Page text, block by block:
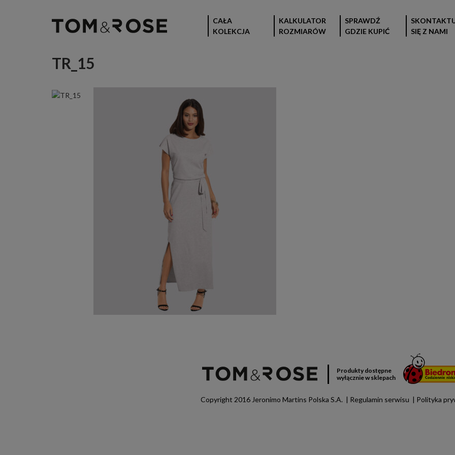
CAŁA
KOLEKCJA
KALKULATOR
ROZMIARÓW
SPRAWDŹ
GDZIE KUPIĆ
SIĘ Z NAMI
TR_15
Produkty dostępne
wyłącznie w sklepach
Copyright 2016 Jeronimo Martins Polska S.A. Regulamin serwisu Polityka